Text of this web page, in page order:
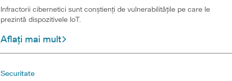
Infractorii cibernetici sunt conștienți de vulnerabilitățile pe care le
prezintă dispozitivele IoT.
Aflați mai mult
Securitate